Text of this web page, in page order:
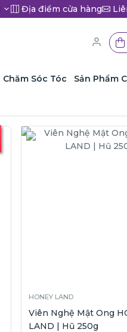
Địa điểm cửa hàng
Chăm Sóc Tóc Sản Phẩm
HONEY LAND
Viên Nghệ Mật Ong
LAND | Hũ 250g